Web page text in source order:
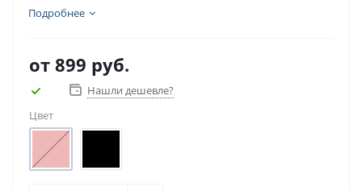
Подробнее
от 899 руб.
Нашли дешевле?
Цвет